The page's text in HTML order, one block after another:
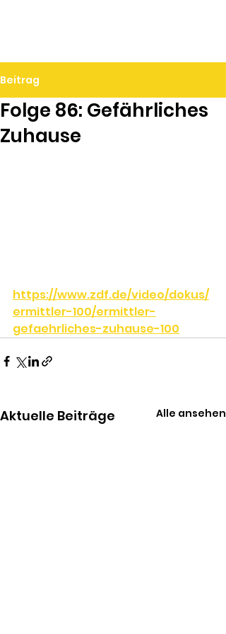
Beitrag
Folge 86: Gefährliches
Zuhause
https://www.zdf.de/video/dokus/
ermittler-100/ermittler-
gefaehrliches-zuhause-100
Aktuelle Beiträge Alle ansehen